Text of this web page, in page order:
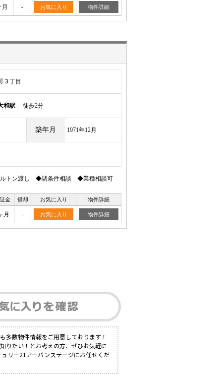
月 - お気に入り 物件詳細
３丁目
和駅 徒歩2分
築年月 1971年12月
ルトン渡し ◆諸条件相談 ◆業種相談可
金 償却 お気に入り 物件詳細
月 - お気に入り 物件詳細
多数物件情報をご用意しております！
りたい！とお考えの方、ぜひお気軽に
リー21アーバンステージにお任せくだ